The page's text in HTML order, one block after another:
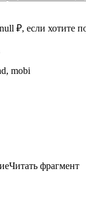
₽, если хотите
mobi
Читать фрагмент